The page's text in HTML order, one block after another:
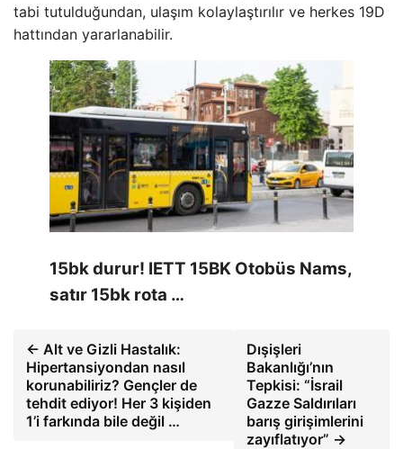
tabi tutulduğundan, ulaşım kolaylaştırılır ve herkes 19D
hattından yararlanabilir.
15bk durur! IETT 15BK Otobüs Nams,
satır 15bk rota …
← Alt ve Gizli Hastalık:
Hipertansiyondan nasıl
korunabiliriz? Gençler de
tehdit ediyor! Her 3 kişiden
1’i farkında bile değil …
Dışişleri
Bakanlığı’nın
Tepkisi: “İsrail
Gazze Saldırıları
barış girişimlerini
zayıflatıyor” →